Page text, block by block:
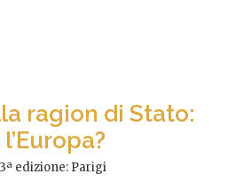
ragion di Stato:
edizione: Parigi